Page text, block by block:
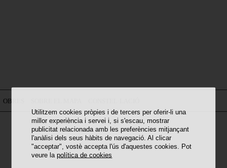
Utilitzem cookies pròpies i de tercers per oferir-li una
millor experiència i servei i, si s'escau, mostrar
publicitat relacionada amb les preferències mitjançant
l'anàlisi dels seus hàbits de navegació. Al clicar
"acceptar", vostè accepta l'ús d'aquestes cookies. Pot
veure lapolítica de cookies
OBRES